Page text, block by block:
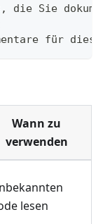
Sie
für
Wann zu
verwenden
lesen